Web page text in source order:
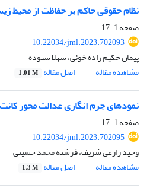
نظام حقوقی حاکم بر حفاظت از محیط
صفحه1-17
10.22034/jml.2023.702093
پیمان حکیم زاده خوئی، شهلا ستوده
مشاهده مقاله
اصل مقاله 1.01 M
نمودهای جرم انگاری عدالت محور
صفحه1-17
10.22034/jml.2023.702095
وحید زارعی شریف، فرشته محمد حسینی
مشاهده مقاله
اصل مقاله 1.3 M